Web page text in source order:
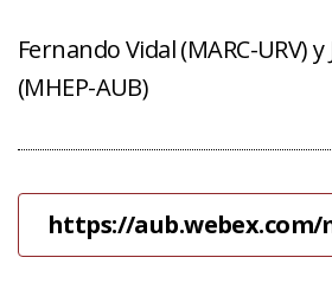
Fernando Vidal (MARC-URV)
(MHEP-AUB)
https://